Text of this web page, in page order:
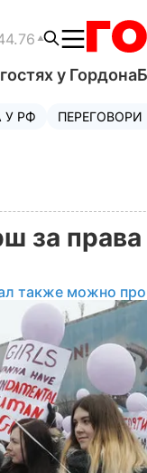
у Гордона
У РФ ПЕРЕГОВОРИ
за права
также можно